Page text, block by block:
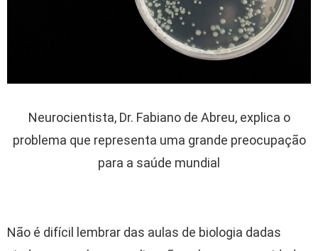
Neurocientista, Dr. Fabiano de Abreu, explica o
problema que representa uma grande preocupação
para a saúde mundial
Não é difícil lembrar das aulas de biologia dadas